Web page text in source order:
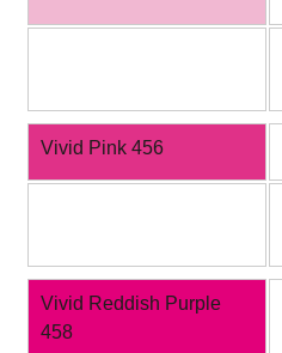
Vivid Pink 456
Vivid Reddish Purple
458